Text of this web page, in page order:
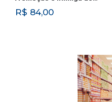
R$ 84,00